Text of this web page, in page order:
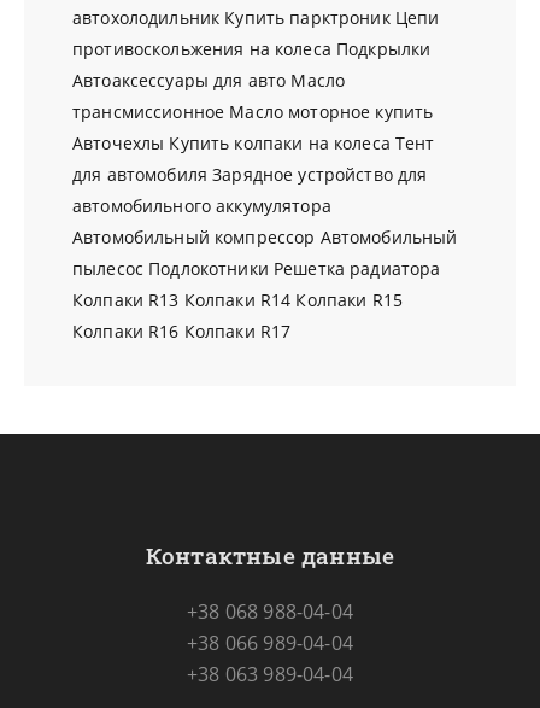
автохолодильник Купить парктроник Цепи
противоскольжения на колеса Подкрылки
Автоаксессуары для авто Масло
трансмиссионное Масло моторное купить
Авточехлы Купить колпаки на колеса Тент
для автомобиля Зарядное устройство для
автомобильного аккумулятора
Автомобильный компрессор Автомобильный
пылесос Подлокотники Решетка радиатора
Колпаки R13 Колпаки R14 Колпаки R15
Колпаки R16 Колпаки R17
Контактные данные
+38 068 988-04-04
+38 066 989-04-04
+38 063 989-04-04